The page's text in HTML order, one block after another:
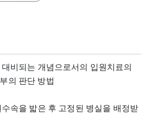
비되는 개념으로서의 입원치료의
의 판단 방법
속을 밟은 후 고정된 병실을 배정받